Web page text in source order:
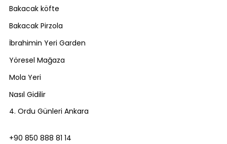
Bakacak köfte
Bakacak Pirzola
İbrahimin Yeri Garden
Yöresel Mağaza
Mola Yeri
Nasıl Gidilir
4. Ordu Günleri Ankara
+90 850 888 81 14